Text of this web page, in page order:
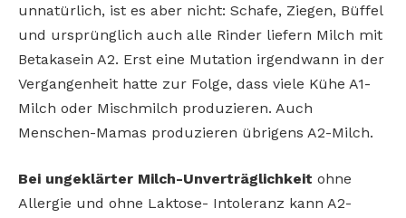
unnatürlich, ist es aber nicht: Schafe, Ziegen, Büffel
und ursprünglich auch alle Rinder liefern Milch mit
Betakasein A2. Erst eine Mutation irgendwann in der
Vergangenheit hatte zur Folge, dass viele Kühe A1-
Milch oder Mischmilch produzieren. Auch
Menschen-Mamas produzieren übrigens A2-Milch.
Bei ungeklärter Milch-Unverträglichkeit ohne
Allergie und ohne Laktose- Intoleranz kann A2-